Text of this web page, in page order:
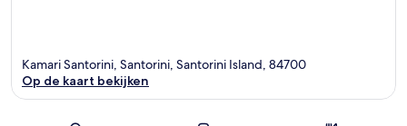
Kamari Santorini, Santorini, Santorini Island, 84700
Op de kaart bekijken